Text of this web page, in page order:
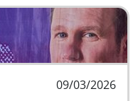
09/03/2026